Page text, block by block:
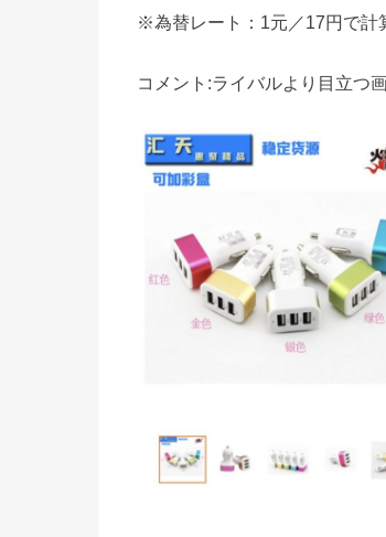
※為替レート：1元／17円で計
コメント:ライバルより目立つ